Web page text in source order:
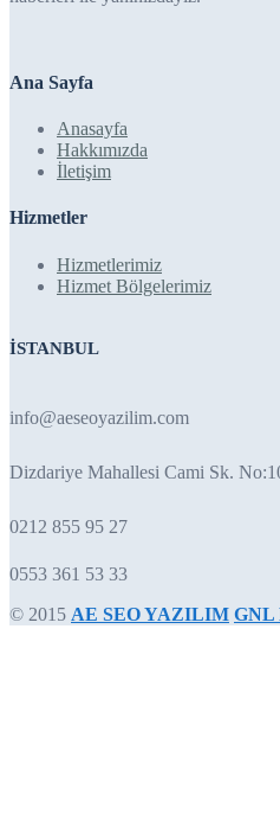
Ana Sayfa
Anasayfa
Hakkımızda
İletişim
Hizmetler
Hizmetlerimiz
Hizmet Bölgelerimiz
İSTANBUL
info@aeseoyazilim.com
Dizdariye Mahallesi Cami Sk.
0212 855 95 27
0553 361 53 33
© 2015 AE SEO YAZILIM GNL